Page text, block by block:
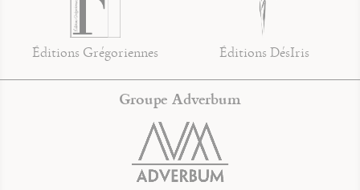
Éditions Grégoriennes Éditions DésIris
Groupe Adverbum